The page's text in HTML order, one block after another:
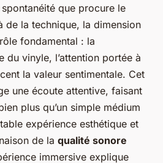
que procure le
de la technique, la dimension
fondamental : la
du vinyle, l’attention portée à
la valeur sentimentale. Cet
une écoute attentive, faisant
plus qu’un simple médium
expérience esthétique et
de la qualité sonore
immersive explique